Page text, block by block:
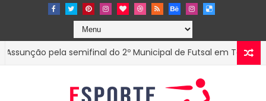
pela semifinal do 2º Municipal de Futsal em Tenório-PB